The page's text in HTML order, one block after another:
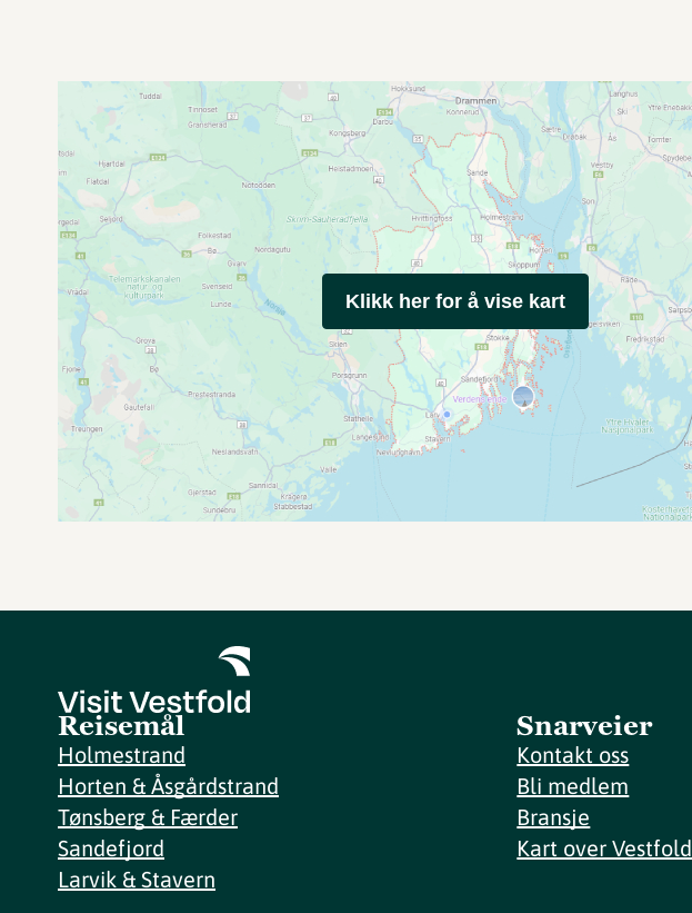
Klikk her for å vise kart
Reisemål
Holmestrand
Horten & Åsgårdstrand
Tønsberg & Færder
Sandefjord
Larvik & Stavern
Snarveier
Kontakt oss
Bli medlem
Bransje
Kart over Vestfold